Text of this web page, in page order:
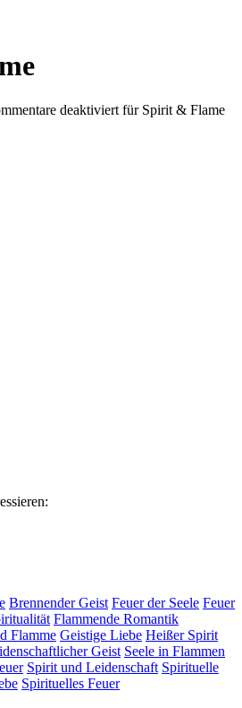
deaktiviert für Spirit & Flame
Brennender Geist Feuer der Seele Feuer
Flammende Romantik
Flamme Geistige Liebe Heißer Spirit
Geist Seele in Flammen
Spirit und Leidenschaft Spirituelle
Spirituelles Feuer